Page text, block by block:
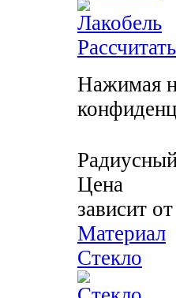
Рассчитать
Нажимая
Цена
зависит
Материал
Стекло